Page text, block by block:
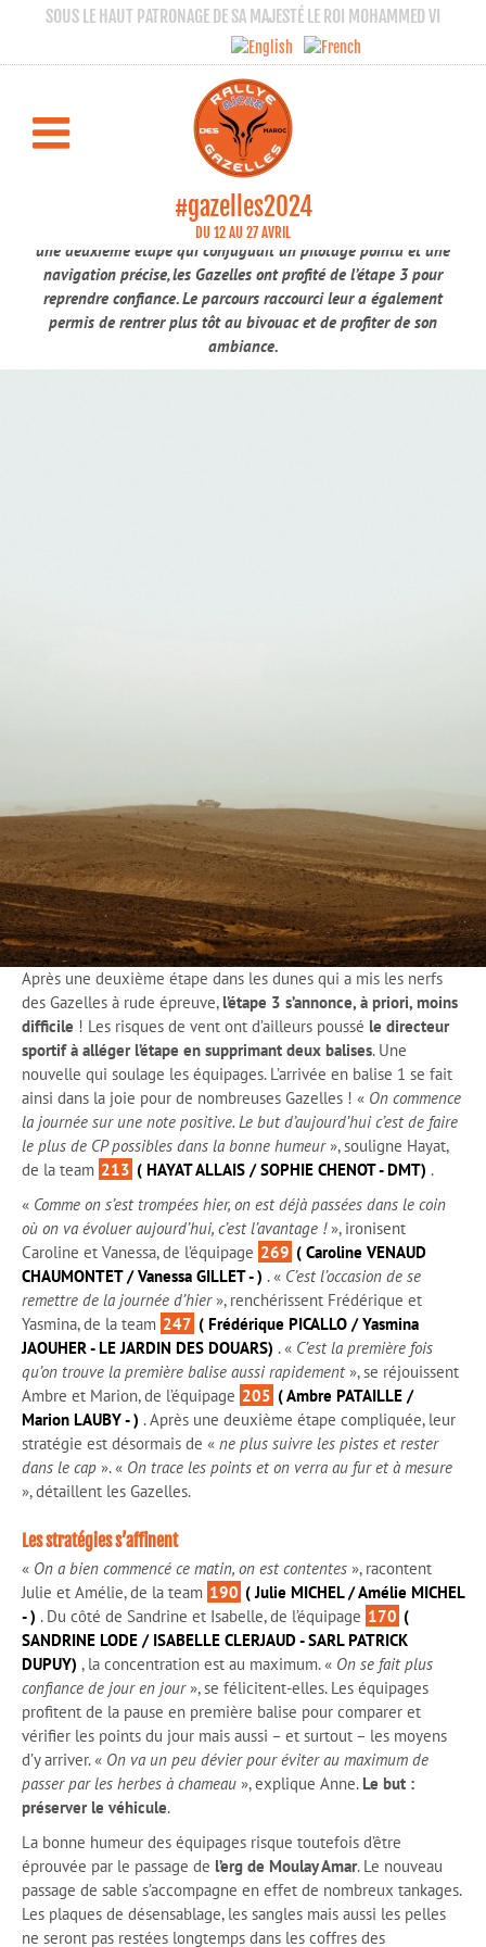
SOUS LE HAUT PATRONAGE DE SA MAJESTÉ LE ROI MOHAMMED VI
#gazelles2024
DU 12 AU 27 AVRIL
Une troisième étape moins difficile qui
permet aux Gazelles de se rassurer
RALLYE AÏCHA DES GAZELLES 2024
Étape 3
Après une première étape marquée par une navigation difficile et
une deuxième étape qui conjuguait un pilotage pointu et une
navigation précise, les Gazelles ont profité de l’étape 3 pour
reprendre confiance. Le parcours raccourci leur a également
permis de rentrer plus tôt au bivouac et de profiter de son
ambiance.
Après une deuxième étape dans les dunes qui a mis les nerfs
des Gazelles à rude épreuve, l’étape 3 s’annonce, à priori, moins
difficile ! Les risques de vent ont d’ailleurs poussé le directeur
sportif à alléger l’étape en supprimant deux balises. Une
nouvelle qui soulage les équipages. L’arrivée en balise 1 se fait
ainsi dans la joie pour de nombreuses Gazelles ! « On commence
la journée sur une note positive. Le but d’aujourd’hui c’est de faire
le plus de CP possibles dans la bonne humeur», souligne Hayat,
de la team 213 ( HAYAT ALLAIS / SOPHIE CHENOT - DMT) .
« Comme on s’est trompées hier, on est déjà passées dans le coin
où on va évoluer aujourd’hui, c’est l’avantage !», ironisent
Caroline et Vanessa, de l’équipage 269 ( Caroline VENAUD
CHAUMONTET / Vanessa GILLET - ) . « C’est l’occasion de se
remettre de la journée d’hier», renchérissent Frédérique et
Yasmina, de la team 247 ( Frédérique PICALLO / Yasmina
JAOUHER - LE JARDIN DES DOUARS) . « C’est la première fois
qu’on trouve la première balise aussi rapidement», se réjouissent
Ambre et Marion, de l’équipage 205 ( Ambre PATAILLE /
Marion LAUBY - ) . Après une deuxième étape compliquée, leur
stratégie est désormais de « ne plus suivre les pistes et rester
dans le cap». « On trace les points et on verra au fur et à mesure
», détaillent les Gazelles.
Les stratégies s’affinent
« On a bien commencé ce matin, on est contentes», racontent
Julie et Amélie, de la team 190 ( Julie MICHEL / Amélie MICHEL
- ) . Du côté de Sandrine et Isabelle, de l’équipage 170 (
SANDRINE LODE / ISABELLE CLERJAUD - SARL PATRICK
DUPUY) , la concentration est au maximum. « On se fait plus
confiance de jour en jour», se félicitent-elles. Les équipages
profitent de la pause en première balise pour comparer et
vérifier les points du jour mais aussi – et surtout – les moyens
d’y arriver. « On va un peu dévier pour éviter au maximum de
passer par les herbes à chameau», explique Anne. Le but :
préserver le véhicule.
La bonne humeur des équipages risque toutefois d’être
éprouvée par le passage de l’erg de Moulay Amar. Le nouveau
passage de sable s’accompagne en effet de nombreux tankages.
Les plaques de désensablage, les sangles mais aussi les pelles
ne seront pas restées longtemps dans les coffres des